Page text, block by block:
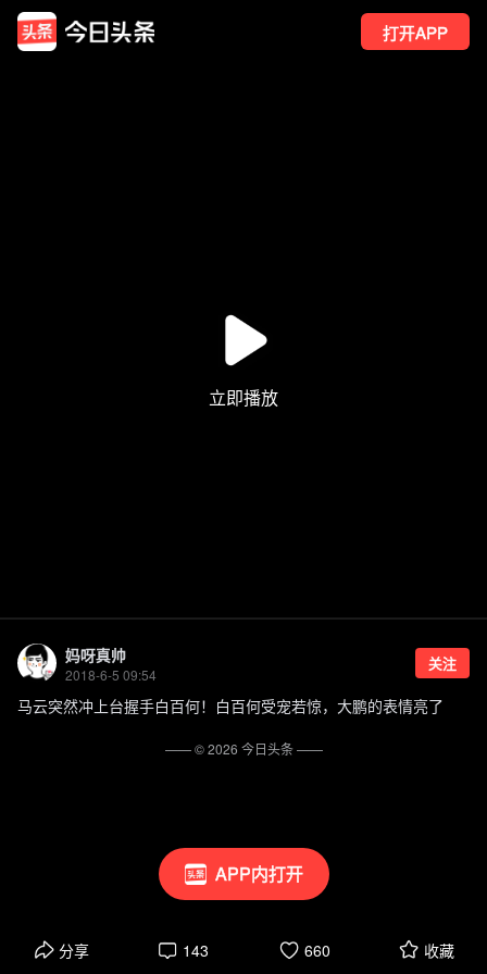
打开APP
APP内打开
妈呀真帅
2018-6-5 09:54
关注
马云突然冲上台握手白百何！白百何受宠若惊，大鹏的表情亮了
分享 143 660 收藏
—— ©2026 今日头条——